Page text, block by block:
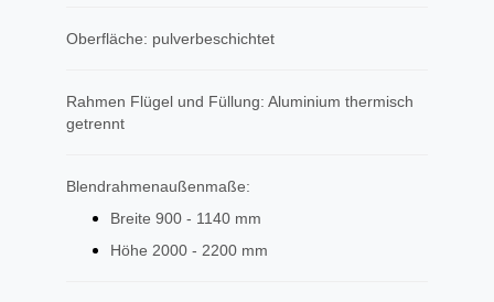
Oberfläche: pulverbeschichtet
Rahmen Flügel und Füllung: Aluminium thermisch
getrennt
Blendrahmenaußenmaße:
Breite 900 - 1140 mm
Höhe 2000 - 2200 mm